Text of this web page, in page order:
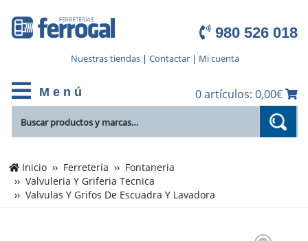
980 526 018
Nuestras tiendas| Contactar| Mi cuenta
M e n ú 0 artículos: 0,00€
Inicio Ferretería
Fontaneria
Valvuleria Y Griferia Tecnica
Valvulas Y Grifos De Escuadra Y Lavadora